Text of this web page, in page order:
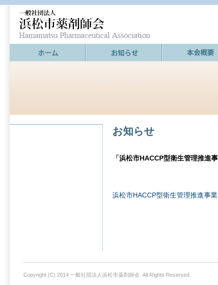
お知らせ
「浜松市HACCP型衛生管理推進
浜松市HACCP型衛生管理推進事業
Copyright (C) 2014 一般社団法人浜松市薬剤師会. All Rights Reserved.